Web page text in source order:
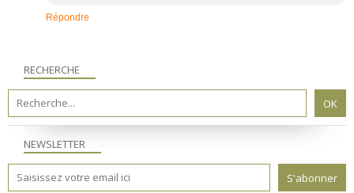
Répondre
NEWSLETTER
RECHERCHE